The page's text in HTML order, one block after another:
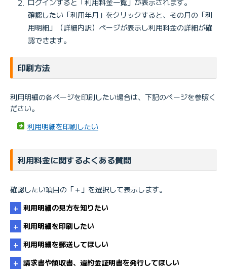
確認したい「利用年月」をクリックすると、その月の「利
用明細」（詳細内訳）ページが表示し利用料金の詳細が確
認できます。
印刷方法
利用明細の各ページを印刷したい場合は、下記のぺージを参照く
ださい。
利用明細を印刷したい
利用料金に関するよくある質問
確認したい項目の「＋」を選択して表示します。
利用明細の見方を知りたい
利用明細の見方
利用明細を印刷したい
利用明細を印刷したい
利用明細を郵送してほしい
請求書や領収書、違約金証明書を発行してほしい